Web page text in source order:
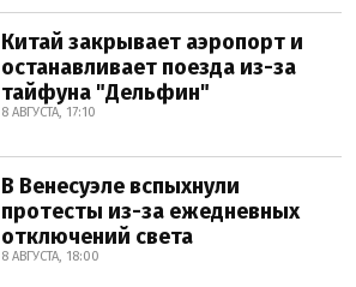
Китай закрывает аэропорт и
останавливает поезда из-за
тайфуна "Дельфин"
8 АВГУСТА, 17:10
В Венесуэле вспыхнули
протесты из-за ежедневных
отключений света
8 АВГУСТА, 18:00